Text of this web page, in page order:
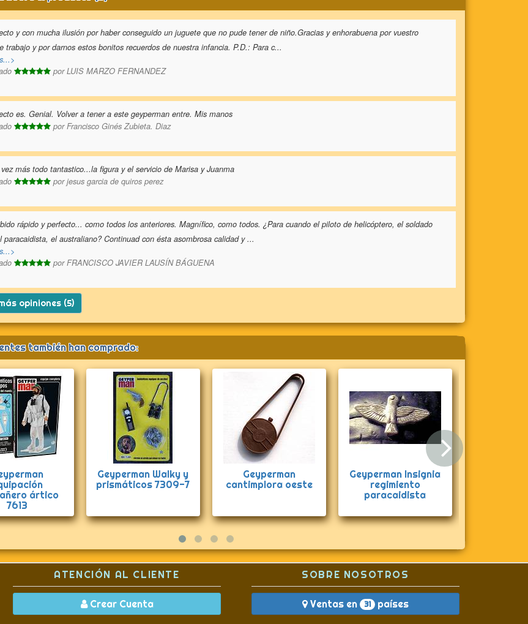
y con mucha ilusión por haber conseguido un juguete que no pude tener de niño.Gracias y enhorabuena por vuestro
trabajo y por darnos estos bonitos recuerdos de nuestra infancia. P.D.: Para c...
porLUIS MARZO FERNANDEZ
es. Genial. Volver a tener a este geyperman entre. Mis manos
porFrancisco Ginés Zubieta. Diaz
más todo tantastico...la figura y el servicio de Marisa y Juanma
porjesus garcia de quiros perez
rápido y perfecto... como todos los anteriores. Magnífico, como todos. ¿Para cuando el piloto de helicóptero, el soldado
paracaidista, el australiano? Continuad con ésta asombrosa calidad y...
porFRANCISCO JAVIER LAUSÍN BÁGUENA
opiniones (5)
también han comprado:
Walky y
7309-7
Geyperman
cantimplora oeste
Geyperman Insignia
regimiento
Geyperman Insignia
tanquista
ATENCIÓN AL CLIENTE
Crear Cuenta
SOBRE NOSOTROS
Ventas en 31 países